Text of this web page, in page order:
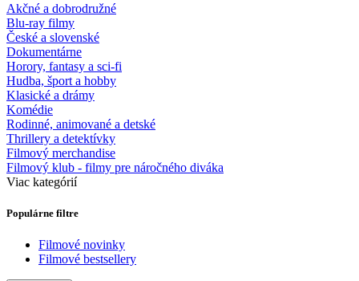
Akčné a dobrodružné
Blu-ray filmy
České a slovenské
Dokumentárne
Horory, fantasy a sci-fi
Hudba, šport a hobby
Klasické a drámy
Komédie
Rodinné, animované a detské
Thrillery a detektívky
Filmový merchandise
Filmový klub - filmy pre náročného diváka
Viac kategórií
Populárne filtre
Filmové novinky
Filmové bestsellery